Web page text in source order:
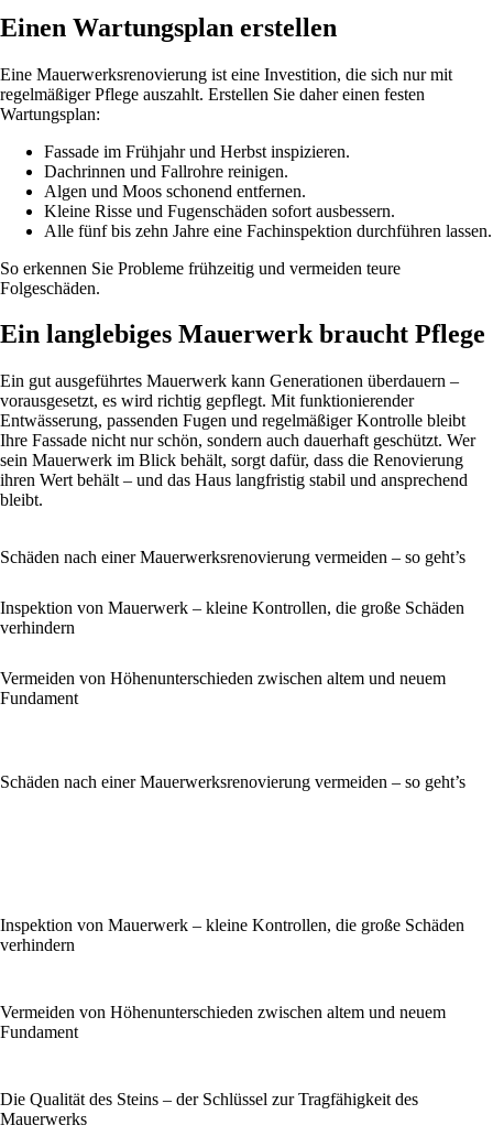
Einen Wartungsplan erstellen
Eine Mauerwerksrenovierung ist eine Investition, die sich nur mit
regelmäßiger Pflege auszahlt. Erstellen Sie daher einen festen
Wartungsplan:
Fassade im Frühjahr und Herbst inspizieren.
Dachrinnen und Fallrohre reinigen.
Algen und Moos schonend entfernen.
Kleine Risse und Fugenschäden sofort ausbessern.
Alle fünf bis zehn Jahre eine Fachinspektion durchführen lassen.
So erkennen Sie Probleme frühzeitig und vermeiden teure
Folgeschäden.
Ein langlebiges Mauerwerk braucht Pflege
Ein gut ausgeführtes Mauerwerk kann Generationen überdauern –
vorausgesetzt, es wird richtig gepflegt. Mit funktionierender
Entwässerung, passenden Fugen und regelmäßiger Kontrolle bleibt
Ihre Fassade nicht nur schön, sondern auch dauerhaft geschützt. Wer
sein Mauerwerk im Blick behält, sorgt dafür, dass die Renovierung
ihren Wert behält – und das Haus langfristig stabil und ansprechend
bleibt.
Schäden nach einer Mauerwerksrenovierung vermeiden – so geht’s
Inspektion von Mauerwerk – kleine Kontrollen, die große Schäden
verhindern
Vermeiden von Höhenunterschieden zwischen altem und neuem
Fundament
Schäden nach einer Mauerwerksrenovierung vermeiden – so geht’s
Inspektion von Mauerwerk – kleine Kontrollen, die große Schäden
verhindern
Vermeiden von Höhenunterschieden zwischen altem und neuem
Fundament
Die Qualität des Steins – der Schlüssel zur Tragfähigkeit des
Mauerwerks